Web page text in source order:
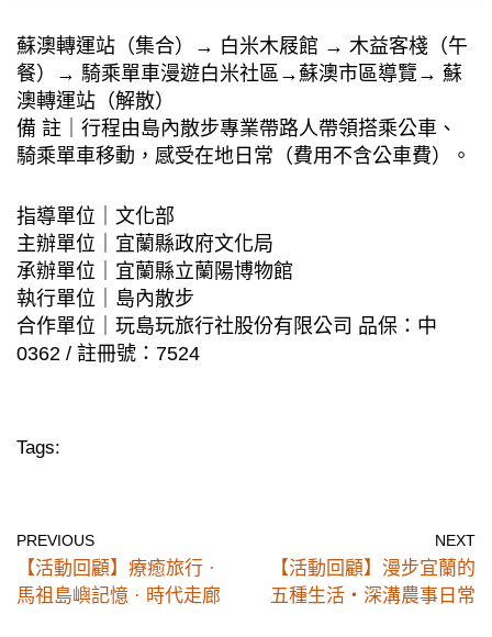
蘇澳轉運站（集合）→ ⽩米⽊屐館 → ⽊益客棧（午
餐）→ 騎乘單⾞漫遊⽩米社區→蘇澳市區導覽→ 蘇
澳轉運站（解散）
備 註｜⾏程由島內散步專業帶路⼈帶領搭乘公⾞、
騎乘單⾞移動，感受在地⽇常（費⽤不含公⾞費）。
指導單位｜文化部
主辦單位｜宜蘭縣政府文化局
承辦單位｜宜蘭縣立蘭陽博物館
執⾏單位｜島內散步
合作單位｜玩島玩旅⾏社股份有限公司 品保：中
0362 / 註冊號：7524
Tags:
PREVIOUS
【活動回顧】療癒旅行 ·
馬祖島嶼記憶 · 時代走廊
NEXT
【活動回顧】漫步宜蘭的
五種⽣活・深溝農事日常